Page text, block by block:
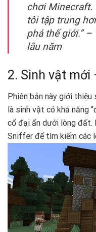
chơi Minecraft.
tôi tập trung
phá thế giới.”
lâu năm
2. Sinh vật
Phiên bản này giới
là sinh vật có khả năng
cổ đại ẩn dưới lòng
Sniffer để tìm kiếm các